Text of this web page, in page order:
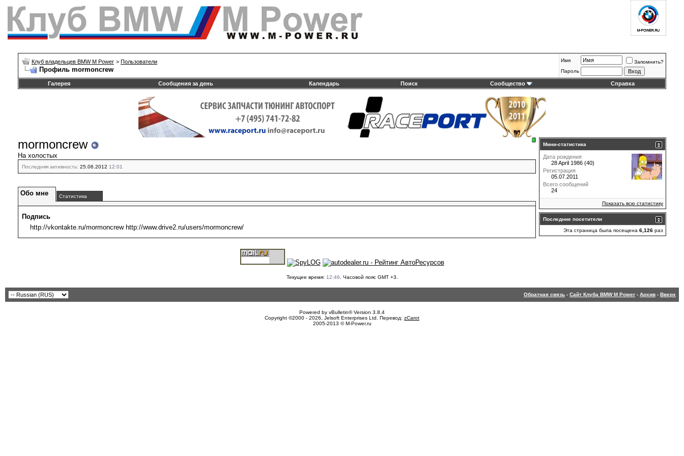
Клуб владельцев BMW M Power > Пользователи
Профиль mormoncrew
Имя
Запомнить?
Пароль
Галерея Сообщения за день Календарь Поиск Сообщество Справка
mormoncrew
На холостых
Последняя активность: 25.06.2012 12:01
Обо мне Статистика
Подпись
http://vkontakte.ru/mormoncrew http://www.drive2.ru/users/mormoncrew/
Мини-статистика
Дата рождения
28 April 1986 (40)
Регистрация
05.07.2011
Всего сообщений
24
Показать всю статистику
Последние посетители
Эта страница была посещена 6,126 раз
Текущее время: 12:46 . Часовой пояс GMT +3.
Обратная связь - Сайт Клуба BMW M Power - Архив - Вверх
Powered by vBulletin® Version 3.8.4
Copyright ©2000 - 2026, Jelsoft Enterprises Ltd. Перевод: zCarot
2005-2013 © M-Power.ru